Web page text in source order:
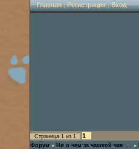
Главная|Регистрация|Вход
Страница 1 из 1 1
Форум » Ни о чем за чашкой чая. . . »